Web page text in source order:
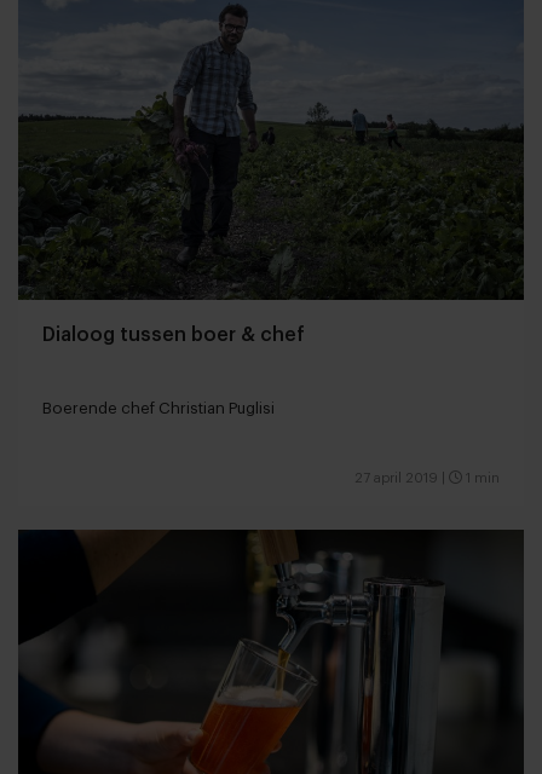
Dialoog tussen boer & chef
Boerende chef Christian Puglisi
27 april 2019 1 min